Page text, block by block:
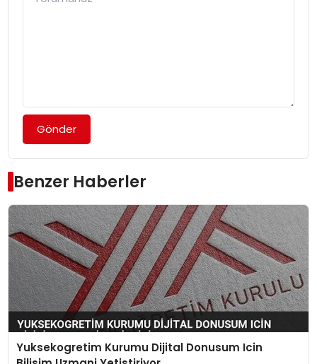
Gönder
Benzer Haberler
Yuksekogretim Kurumu Dijital Donusum Icin